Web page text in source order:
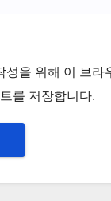
성을 위해 이 브라
를 저장합니다.